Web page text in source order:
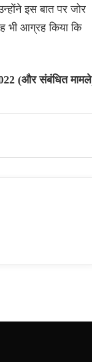
इस बात पर जोर
भी आग्रह किया कि
(और संबंधित